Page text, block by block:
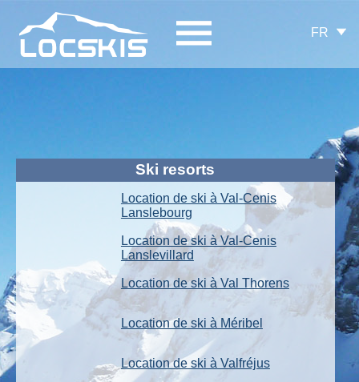
FR
Ski resorts
Location de ski à Val-Cenis
Lanslebourg
Location de ski à Val-Cenis
Lanslevillard
Location de ski à Val Thorens
Location de ski à Méribel
Location de ski à Valfréjus